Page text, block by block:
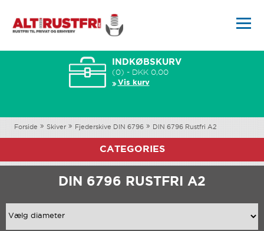
INDKØBSKURV
(0) - DKK 0,00
Vis kurv
Forside Skiver Fjederskive DIN 6796 DIN 6796 Rustfri A2
CATEGORIES
DIN 6796 RUSTFRI A2